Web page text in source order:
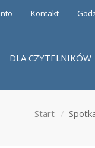
Kontakt
DLA CZYTELNIKÓW
Start